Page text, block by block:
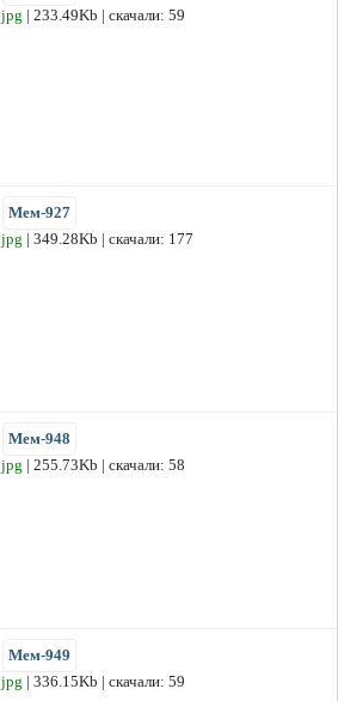
jpg | 233.49Kb | скачали: 59
Мем-927
jpg | 349.28Kb | скачали: 177
Мем-948
jpg | 255.73Kb | скачали: 58
Мем-949
jpg | 336.15Kb | скачали: 59